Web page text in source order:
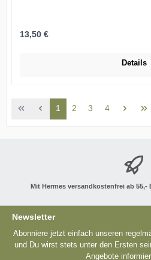
Regulärer Preis:
13,50 €
Details
Seite
1 Seite
2 Seite
3 Seite
4
Mit Hermes versandkostenfrei ab 55,-
Newsletter
Abonniere jetzt einfach unseren
und Du wirst stets unter den Ersten
Angebote